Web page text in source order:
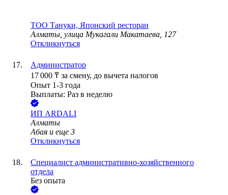
ТОО Тануки, Японский ресторан
Алматы, улица Мукагали Макатаева, 127
Откликнуться
Администратор
17 000 ₸ за смену, до вычета налогов
Опыт 1-3 года
Выплаты: Раз в неделю
ИП ARDALI
Алматы
Абая и еще 3
Откликнуться
Специалист административно-хозяйственного
отдела
Без опыта